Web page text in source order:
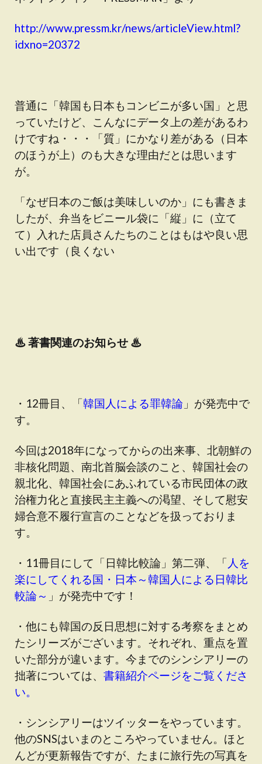
http://www.pressm.kr/news/articleView.html?
idxno=20372
普通に「韓国も日本もコンビニが多い国」と思
っていたけど、こんなにデータ上の差があるわ
けですね・・・「質」にかなり差がある（日本
のほうが上）のも大きな理由だとは思います
が。
「なぜ日本のご飯は美味しいのか」にも書きま
したが、弁当をビニール袋に「縦」に（立て
て）入れた店員さんたちのことはもはや良い思
い出です（良くない
♨著書関連のお知らせ ♨
・12冊目、「韓国人による罪韓論 」が発売中で
す。
今回は2018年になってからの出来事、北朝鮮の
非核化問題、南北首脳会談のこと、韓国社会の
親北化、韓国社会にあふれている市民団体の政
治権力化と直接民主主義への渇望、そして慰安
婦合意不履行宣言のことなどを扱っておりま
す。
・11冊目にして「日韓比較論」第二弾、「 人を
楽にしてくれる国・日本～韓国人による日韓比
較論～ 」が発売中です！
・他にも韓国の反日思想に対する考察をまとめ
たシリーズがございます。それぞれ、重点を置
いた部分が違います。今までのシンシアリーの
拙著については、 書籍紹介ページをご覧くださ
い。
・シンシアリーはツイッターをやっています。
他のSNSはいまのところやっていません。ほと
んどが更新報告ですが、たまに旅行先の写真を